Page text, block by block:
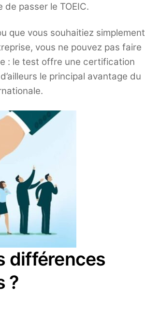
passer le TOEIC.
que vous souhaitiez simplement
vous ne pouvez pas faire
: le test offre une certification
le principal avantage du
différences
?